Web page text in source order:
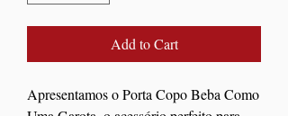
Add to Cart
Apresentamos o Porta Copo Beba Como